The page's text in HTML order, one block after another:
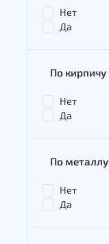
Нет
Да
По кирпичу
Нет
Да
По металлу
Нет
Да